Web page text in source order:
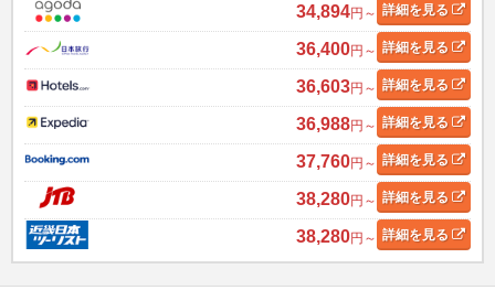
34,894円～ 詳細を見る
36,400円～ 詳細を見る
36,603円～ 詳細を見る
36,988円～ 詳細を見る
37,760円～ 詳細を見る
38,280円～ 詳細を見る
38,280円～ 詳細を見る